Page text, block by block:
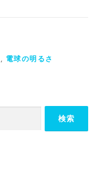
, 電球の明るさ